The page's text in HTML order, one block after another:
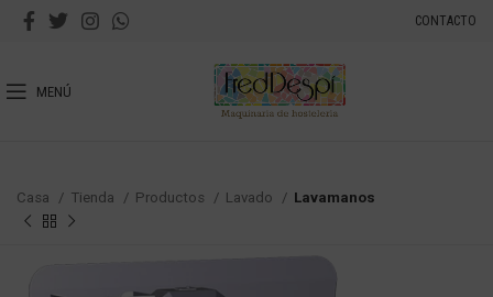
CONTACTO
MENÚ
Casa Tienda Productos Lavado Lavamanos